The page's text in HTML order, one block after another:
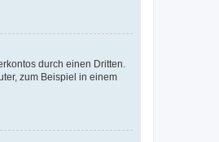
durch einen Dritten.
zum Beispiel in einem